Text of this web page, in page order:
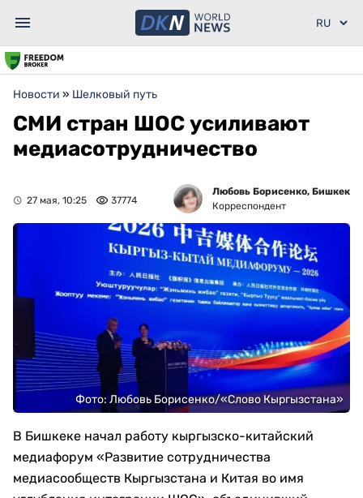
Новости » Шелковый путь
СМИ стран ШОС усиливают
медиасотрудничество
27 мая, 10:25 37774
Любовь Борисенко, Бишкек
Корреспондент
Фото: Любовь Борисенко/«Слово Кыргызстана»
В Бишкеке начал работу кыргызско-китайский
медиафорум «Развитие сотрудничества
медиасообществ Кыргызстана и Китая во имя